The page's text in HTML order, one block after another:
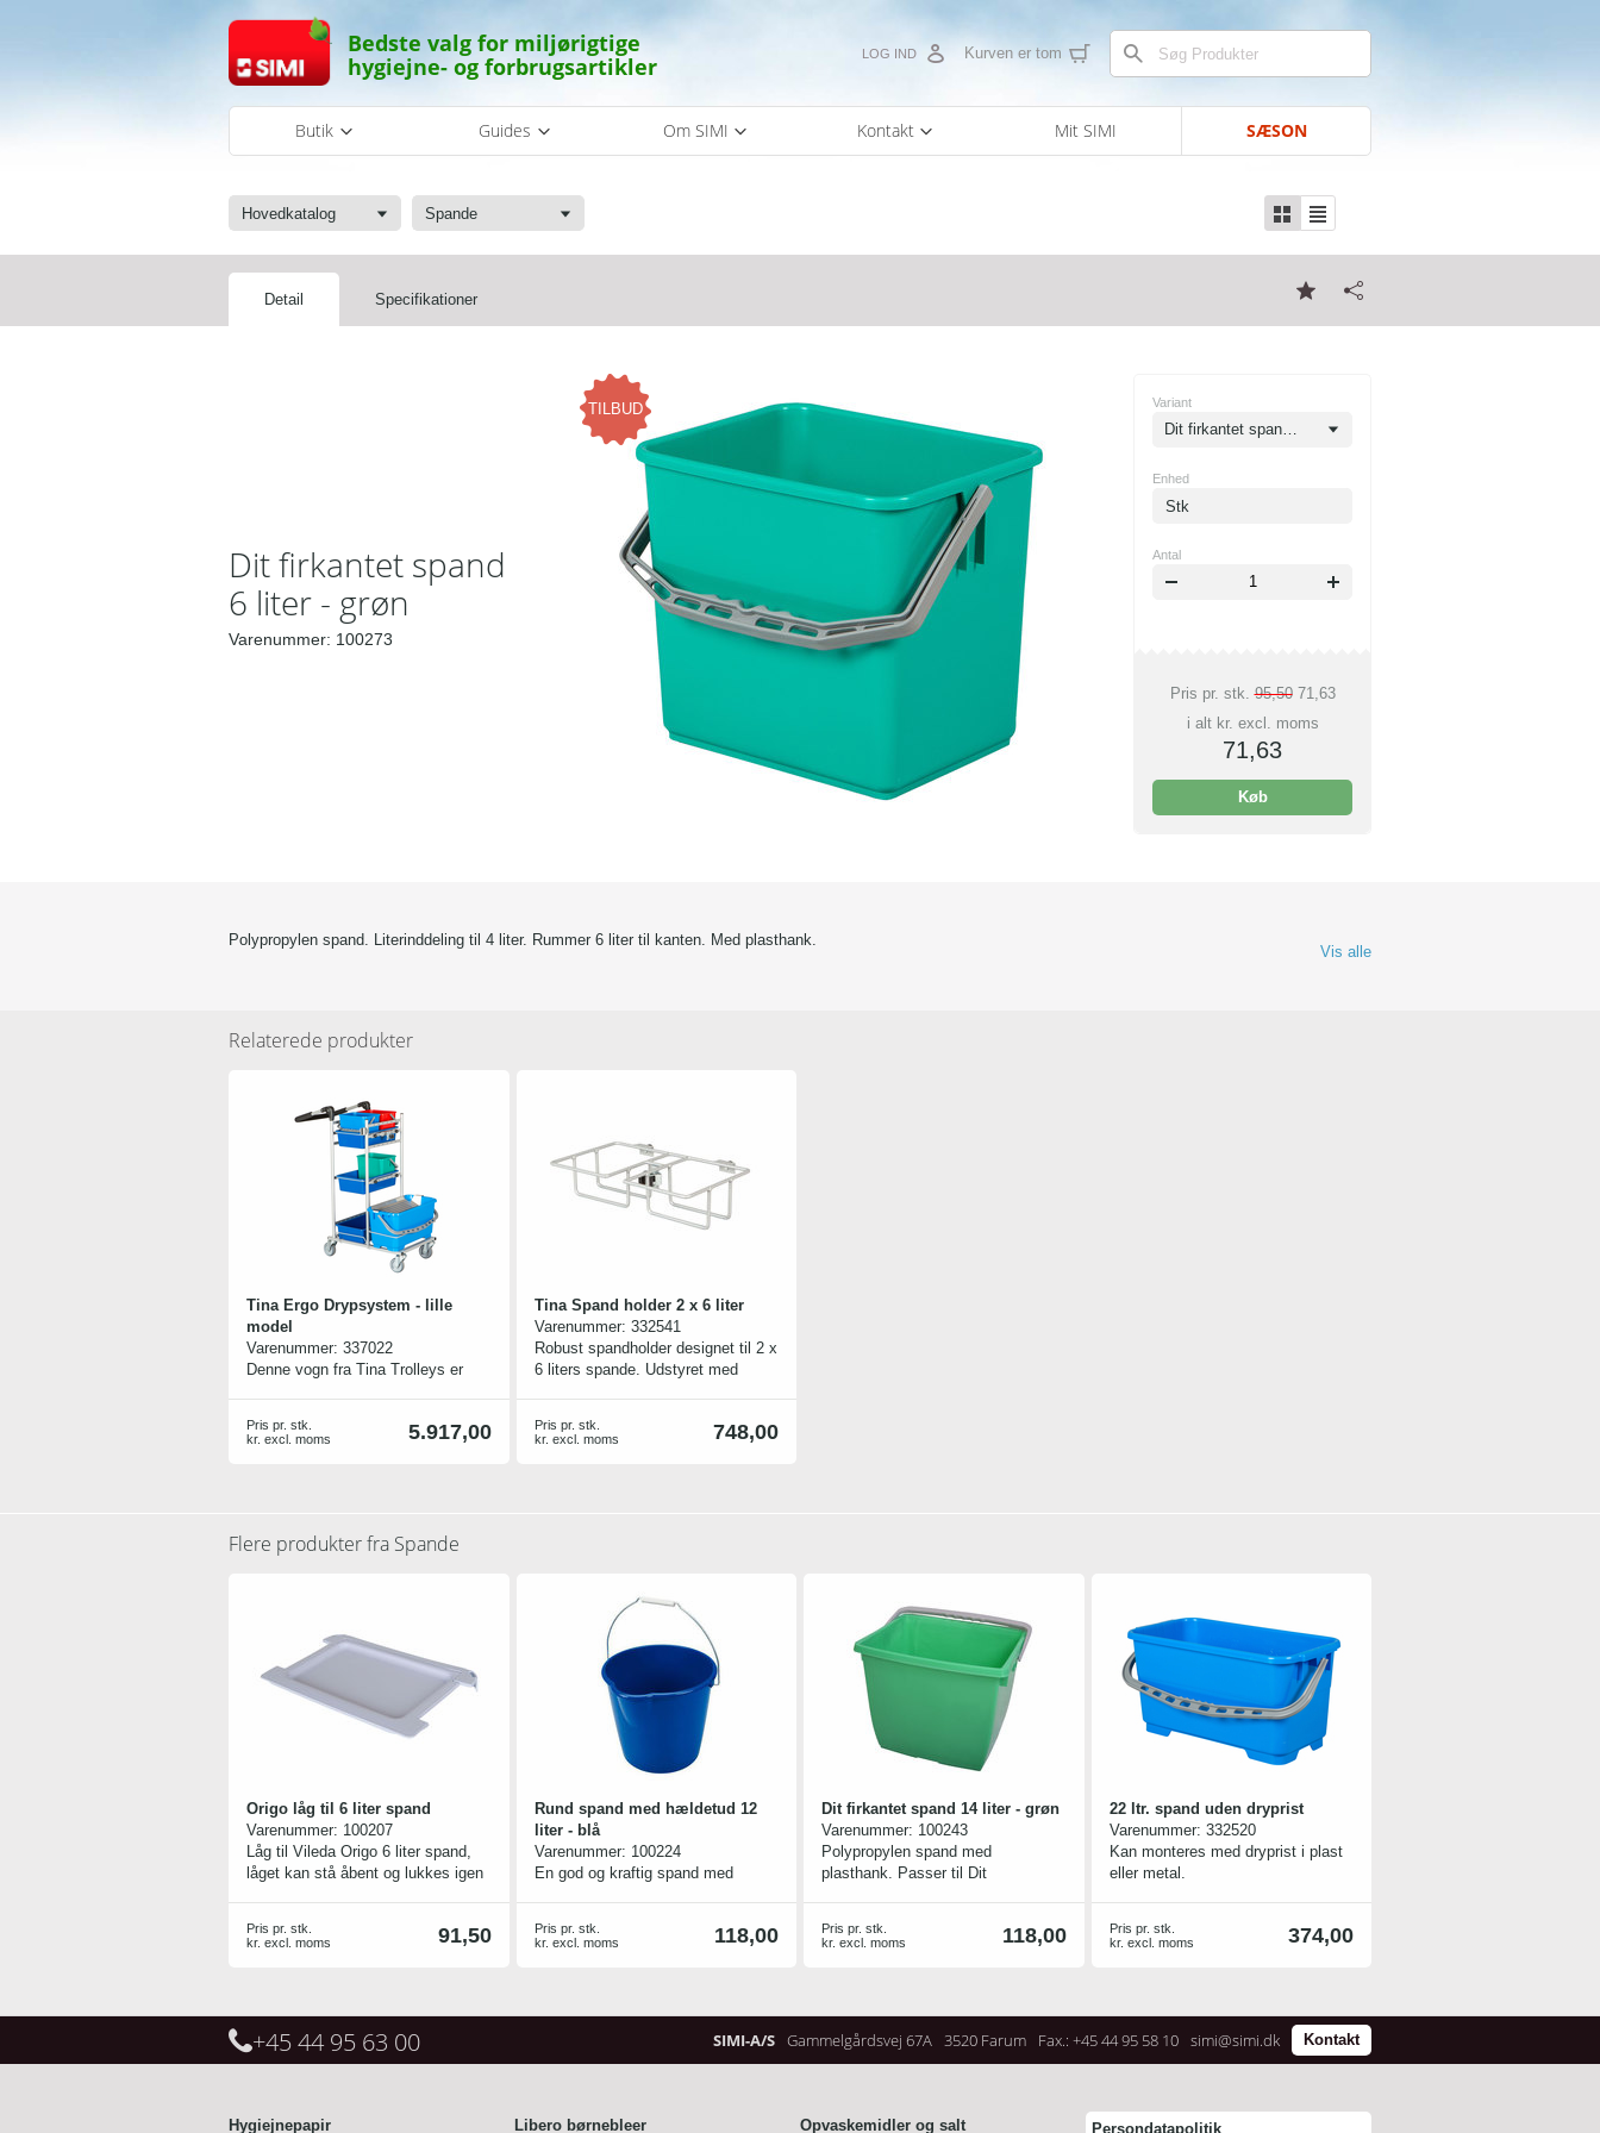
Bedste valg for miljørigtige
hygiejne- og forbrugsartikler
Kurven er tom
LOG IND
Butik Guides Om SIMI Kontakt Mit SIMI SÆSON
Hovedkatalog Spande
Detail Specifikationer
Dit firkantet spand
6 liter - grøn
Varenummer: 100273
TILBUD Variant
Dit firkantet spand 6 liter - grøn
Enhed
Stk
Antal
Pris pr. stk.95,50 71,63
i alt kr. excl. moms
71,63
Køb
Vis alle
Polypropylen spand. Literinddeling til 4 liter. Rummer 6 liter til kanten. Med plasthank.
Relaterede produkter
Tina Ergo Drypsystem - lille
model
Varenummer: 337022
Denne vogn fra Tina Trolleys er
lettere og mere skånsomt.
Vognen er utroligt manøvredygtig
5.917,00
Pris pr. stk.
kr. excl. moms
Tina Spand holder 2 x 6 liter
Varenummer: 332541
Robust spandholder designet til 2 x
6 liters spande. Udstyret med
samt 2 monteringsbeslag, der748,00
Pris pr. stk.
kr. excl. moms
Flere produkter fra Spande
Origo låg til 6 liter spand
Varenummer: 100207
Låg til Vileda Origo 6 liter spand,
låget kan stå åbent og lukkes igen
91,50
Pris pr. stk.
kr. excl. moms
Rund spand med hældetud 12
liter - blå
Varenummer: 100224
En god og kraftig spand med
118,00
Pris pr. stk.
kr. excl. moms
Dit firkantet spand 14 liter - grøn
Varenummer: 100243
Polypropylen spand med
plasthank. Passer til Dit
118,00
Pris pr. stk.
kr. excl. moms
22 ltr. spand uden dryprist
Varenummer: 332520
Kan monteres med dryprist i plast
eller metal.
374,00
Pris pr. stk.
kr. excl. moms
+45 44 95 63 00 Kontakt
simi@simi.dk
Fax.: +45 44 95 58 10
3520 Farum
Gammelgårdsvej 67A
SIMI-A/S
Hygiejnepapir Libero børnebleer Opvaskemidler og salt Persondatapolitik